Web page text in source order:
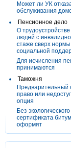
Может ли УК
обслуживания
Пенсионное дело
О
людей с
стаже сверх
социальной
Для исчисления
принимаются
Таможня
Предварительный
право или
опция
Без экологического
сертификата
оформят